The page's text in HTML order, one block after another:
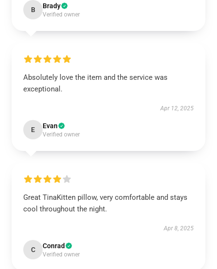
B Brady
Verified owner
Absolutely love the item and the service was
exceptional.
Apr 12, 2025
E Evan
Verified owner
Great TinaKitten pillow, very comfortable and stays
cool throughout the night.
Apr 8, 2025
C Conrad
Verified owner